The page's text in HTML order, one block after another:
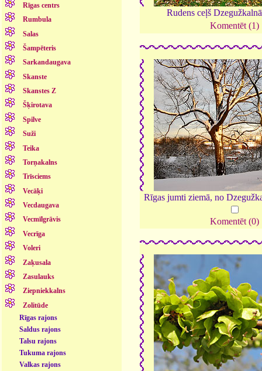
Rīgas centrs
Rumbula
Salas
Šampēteris
Sarkandaugava
Skanste
Skanstes Z
Šķirotava
Spilve
Suži
Teika
Torņakalns
Trīsciems
Vecāķi
Vecdaugava
Vecmīlgrāvis
Vecrīga
Voleri
Zaķusala
Zasulauks
Ziepniekkalns
Zolitūde
Rīgas rajons
Saldus rajons
Talsu rajons
Tukuma rajons
Valkas rajons
Rudens ceļš
Komentēt (1)
Rīgas jumti ziemā, no
Komentēt (0)